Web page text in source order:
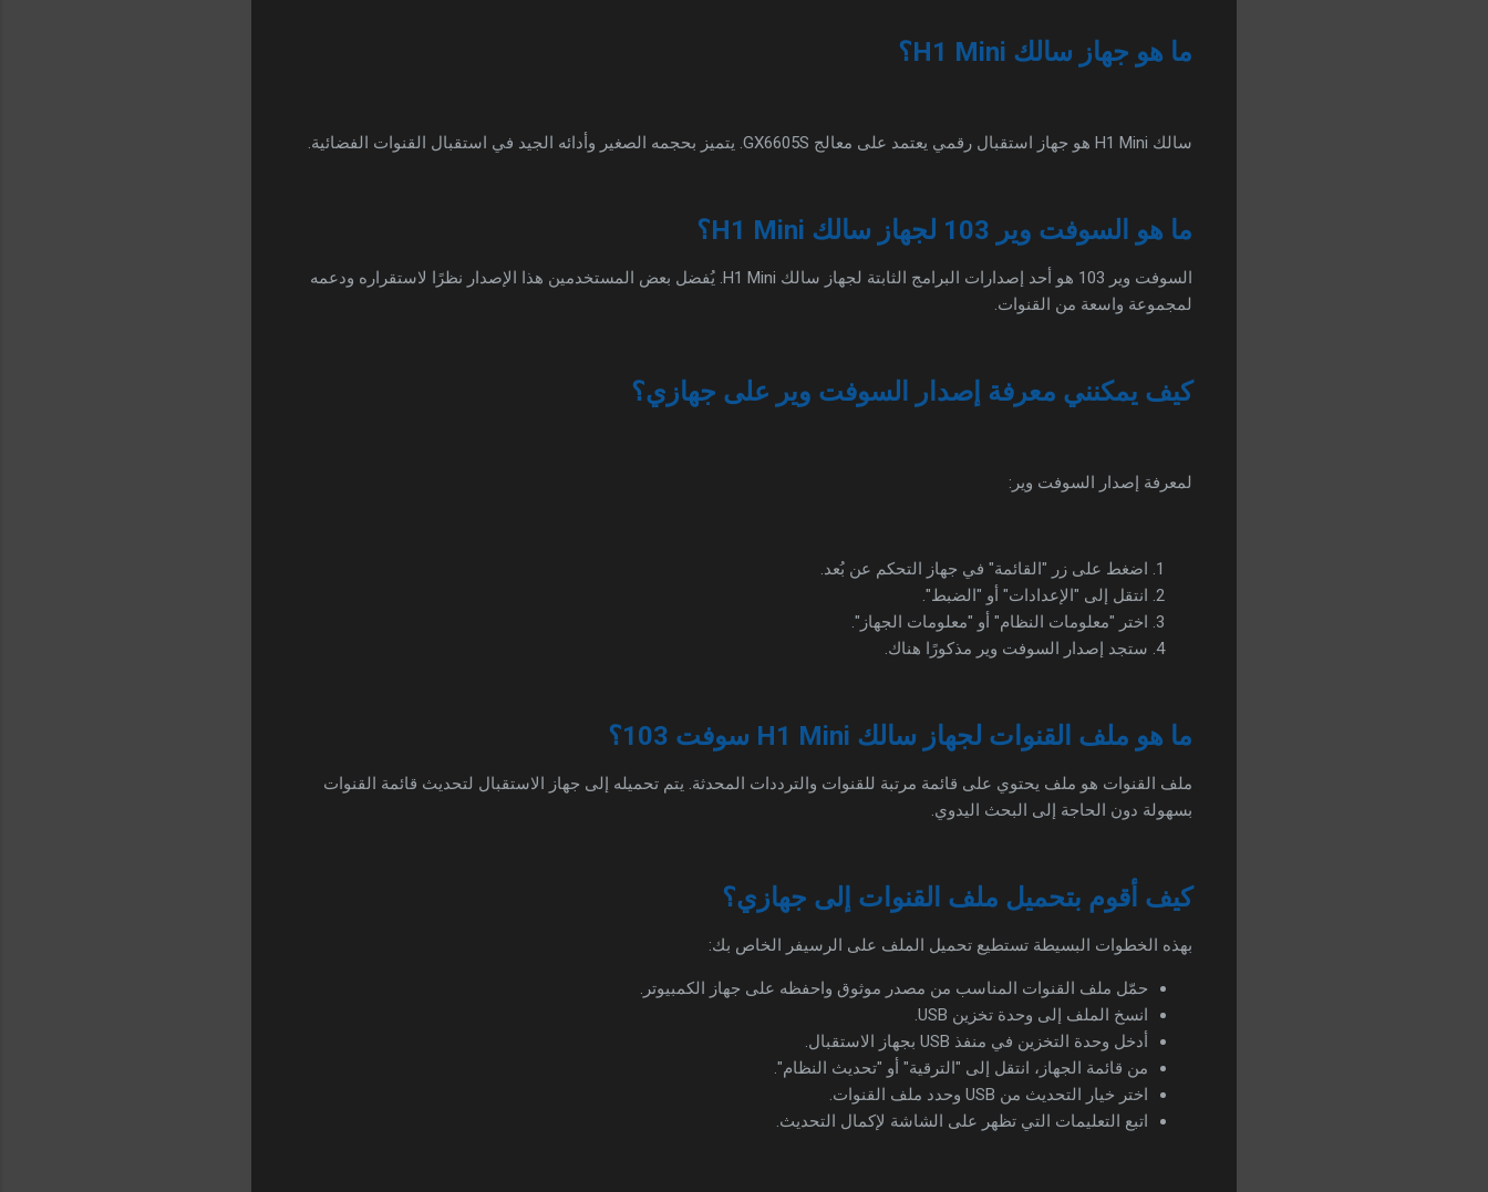
ما هو جهاز سالك H1 Mini؟
سالك H1 Mini هو جهاز استقبال رقمي يعتمد على معالج GX6605S. يتميز بحجمه الصغير وأدائه الجيد في استقبال القنوات الفضائية.
ما هو السوفت وير 103 لجهاز سالك H1 Mini؟
السوفت وير 103 هو أحد إصدارات البرامج الثابتة لجهاز سالك H1 Mini. يُفضل بعض المستخدمين هذا الإصدار نظرًا لاستقراره ودعمه
لمجموعة واسعة من القنوات.
كيف يمكنني معرفة إصدار السوفت وير على جهازي؟
لمعرفة إصدار السوفت وير:
اضغط على زر "القائمة" في جهاز التحكم عن بُعد.
انتقل إلى "الإعدادات" أو "الضبط".
اختر "معلومات النظام" أو "معلومات الجهاز".
ستجد إصدار السوفت وير مذكورًا هناك.
ما هو ملف القنوات لجهاز سالك H1 Mini سوفت 103؟
ملف القنوات هو ملف يحتوي على قائمة مرتبة للقنوات والترددات المحدثة. يتم تحميله إلى جهاز الاستقبال لتحديث قائمة القنوات
بسهولة دون الحاجة إلى البحث اليدوي.
كيف أقوم بتحميل ملف القنوات إلى جهازي؟
بهذه الخطوات البسيطة تستطيع تحميل الملف على الرسيفر الخاص بك:
حمّل ملف القنوات المناسب من مصدر موثوق واحفظه على جهاز الكمبيوتر.
انسخ الملف إلى وحدة تخزين USB.
أدخل وحدة التخزين في منفذ USB بجهاز الاستقبال.
من قائمة الجهاز، انتقل إلى "الترقية" أو "تحديث النظام".
اختر خيار التحديث من USB وحدد ملف القنوات.
اتبع التعليمات التي تظهر على الشاشة لإكمال التحديث.